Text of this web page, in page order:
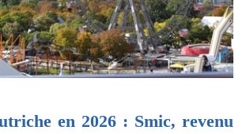
en 2026 : Smic, revenu